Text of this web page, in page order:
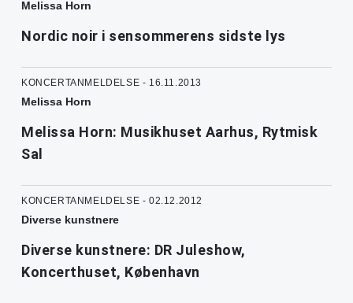
Melissa Horn
Nordic noir i sensommerens sidste lys
KONCERTANMELDELSE - 16.11.2013
Melissa Horn
Melissa Horn: Musikhuset Aarhus, Rytmisk
Sal
KONCERTANMELDELSE - 02.12.2012
Diverse kunstnere
Diverse kunstnere: DR Juleshow,
Koncerthuset, København